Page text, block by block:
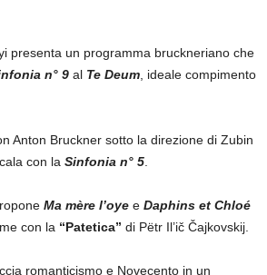
presenta un programma bruckneriano che
n° 9 al Te Deum , ideale compimento
Anton Bruckner sotto la direzione di Zubin
con la Sinfonia n° 5
Ma mère l’oye e Daphins et Chloé
con la “Patetica” di Pëtr Il’ič Čajkovskij.
romanticismo e Novecento in un